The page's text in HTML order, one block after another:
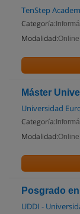
TenStep
Categoría:
Modalidad:Online
Máster
Universidad
Categoría:
Modalidad:Online
Posgrado
UDDI -